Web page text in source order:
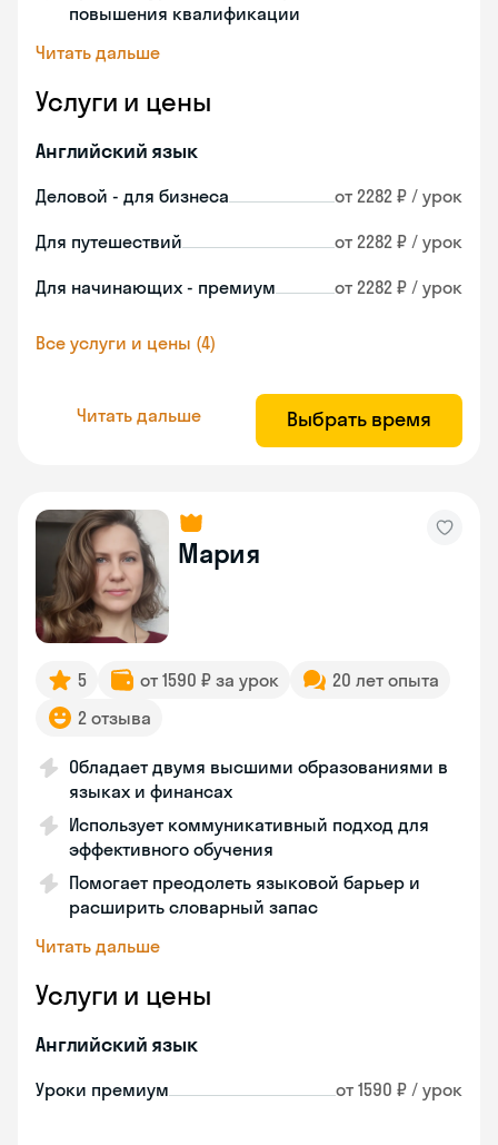
повышения квалификации
Читать дальше
Услуги и цены
Английский язык
Деловой - для бизнеса от 2282 ₽ / урок
Для путешествий от 2282 ₽ / урок
Для начинающих - премиум от 2282 ₽ / урок
Все услуги и цены (4)
Читать дальше Выбрать время
Мария
5 от 1590 ₽ за урок
20 лет опыта
2 отзыва
Обладает двумя высшими образованиями в
языках и финансах
Использует коммуникативный подход для
эффективного обучения
Помогает преодолеть языковой барьер и
расширить словарный запас
Читать дальше
Услуги и цены
Английский язык
Уроки премиум от 1590 ₽ / урок